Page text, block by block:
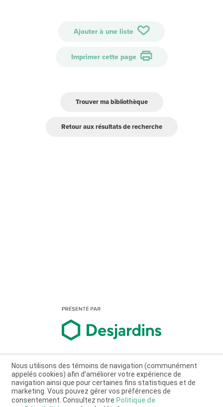
Ajouter à une liste
Imprimer cette page
Trouver ma bibliothèque
Retour aux résultats de recherche
Nous utilisons des témoins de navigation (communément
appelés cookies) afin d’améliorer votre expérience de
navigation ainsi que pour certaines fins statistiques et de
marketing. Vous pouvez gérer vos préférences de
consentement. Consultez notre Politique de